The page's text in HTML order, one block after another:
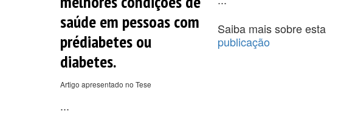
saúde em pessoas com
prédiabetes ou
diabetes.
Artigo apresentado no Tese
...
Saiba mais sobre esta
publicação